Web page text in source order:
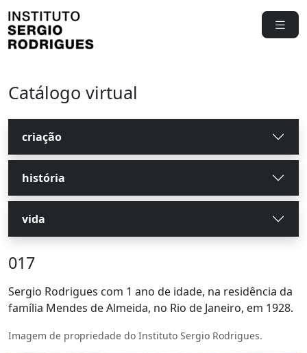
Catálogo virtual
criação
história
vida
017
Sergio Rodrigues com 1 ano de idade, na residência da
família Mendes de Almeida, no Rio de Janeiro, em 1928.
Imagem de propriedade do Instituto Sergio Rodrigues.